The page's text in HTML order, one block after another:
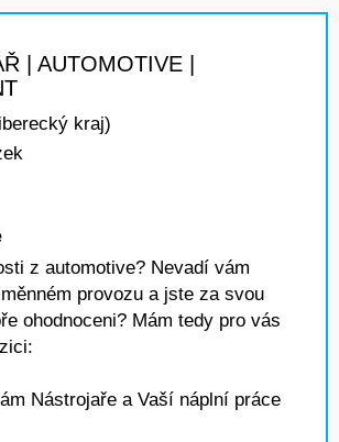
| AUTOMOTIVE |
kraj)
z automotive? Nevadí vám
provozu a jste za svou
ohodnoceni? Mám tedy pro vás
Nástrojaře a Vaší náplní práce